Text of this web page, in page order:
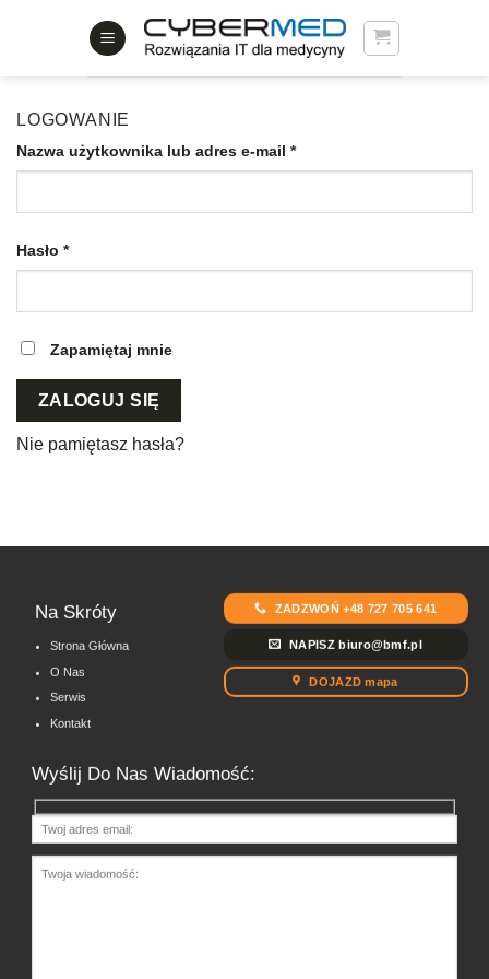
LOGOWANIE
Nazwa użytkownika lub adres e-mail *
Hasło *
Zapamiętaj mnie
ZALOGUJ SIĘ
Nie pamiętasz hasła?
Na Skróty
Strona Główna
O Nas
Serwis
Kontakt
ZADZWOŃ +48 727 705 641
NAPISZ biuro@bmf.pl
DOJAZD mapa
Wyślij Do Nas Wiadomość: